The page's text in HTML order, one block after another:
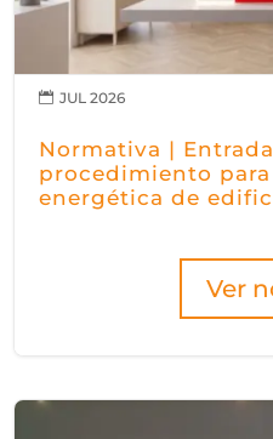
Normativa |
procedimiento
energética de
Ver
 JUL 2026